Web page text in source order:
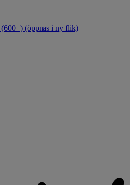
(600+) (öppnas i ny flik)